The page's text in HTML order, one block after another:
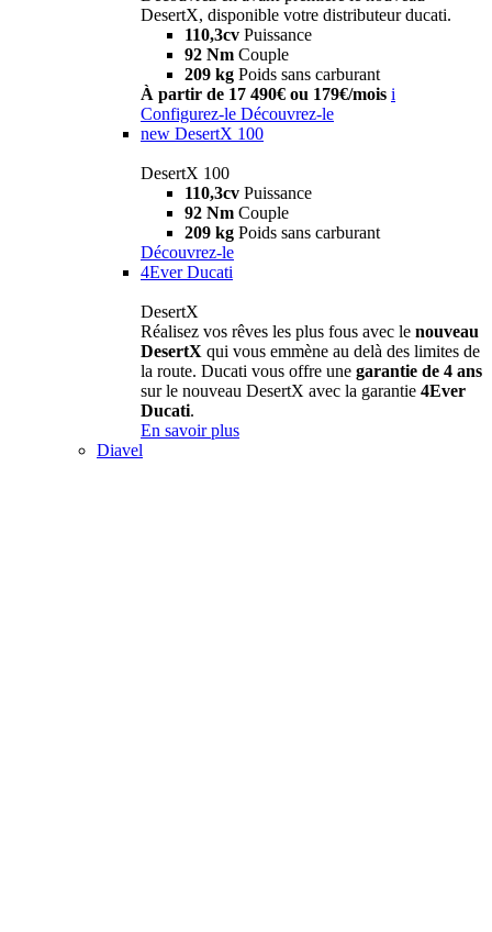
DesertX, disponible votre distributeur ducati.
110,3cv Puissance
92 Nm Couple
209 kg Poids sans carburant
À partir de 17 490€ ou 179€/mois i
Configurez-le Découvrez-le
new DesertX 100
DesertX 100
110,3cv Puissance
92 Nm Couple
209 kg Poids sans carburant
Découvrez-le
4Ever Ducati
DesertX
Réalisez vos rêves les plus fous avec le nouveau
DesertX qui vous emmène au delà des limites de
la route. Ducati vous offre une garantie de 4 ans
sur le nouveau DesertX avec la garantie 4Ever
Ducati.
En savoir plus
Diavel